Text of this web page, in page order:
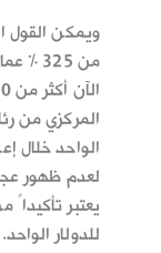
ويمكن القول
من
الواحد خلال
لعدم ظهور
للدولار الواحد.